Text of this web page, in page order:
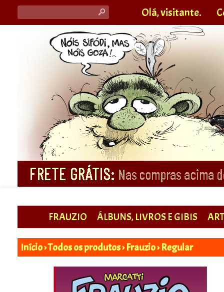
s Olá, visitante.
FRAUZIO ÁLBUNS, LIVROS E GIBIS
Início›Todos os produtos› Frauzio› Regular